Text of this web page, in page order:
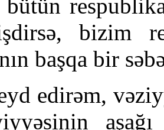
bütün
bizim
başqa bir
edirəm,
aşağı